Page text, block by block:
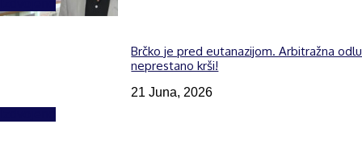
Brčko je pred eutanazijom. Arbitražna
neprestano krši!
21 Juna, 2026